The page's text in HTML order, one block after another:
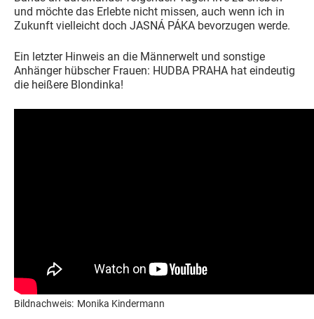
und möchte das Erlebte nicht missen, auch wenn ich in
Zukunft vielleicht doch JASNÁ PÁKA bevorzugen werde.
Ein letzter Hinweis an die Männerwelt und sonstige
Anhänger hübscher Frauen: HUDBA PRAHA hat eindeutig
die heißere Blondinka!
Bildnachweis: Monika Kindermann